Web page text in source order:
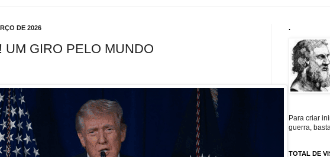
DE 2026
UM GIRO PELO MUNDO
.
Para criar
guerra,
TOTAL DE